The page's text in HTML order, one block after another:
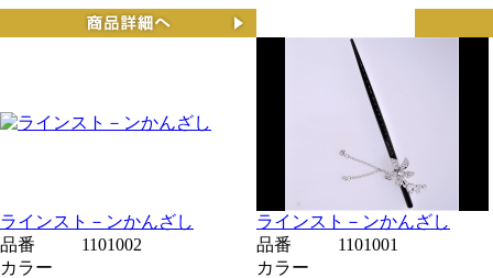
ラインスト－ンかんざし
ラインスト－ンかんざし
品番
1101002
カラー
品番
1101001
カラー